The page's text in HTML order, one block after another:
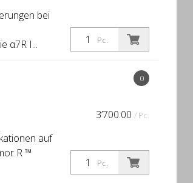
Pc.
bei
α7R I...
0
3’700.00 / Pc.
Pc.
auf
R ™